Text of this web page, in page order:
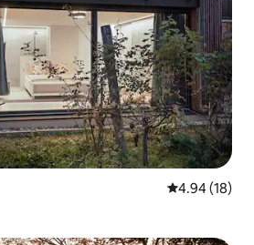
平均评分
4.94 (18)